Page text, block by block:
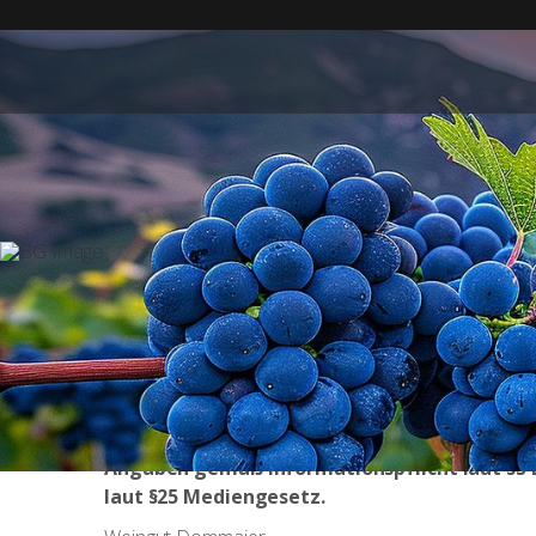
Angaben gemäß Informationspflicht laut §5
laut §25 Mediengesetz.